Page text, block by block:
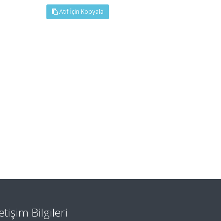
Atıf İçin Kopyala
Bilgileri